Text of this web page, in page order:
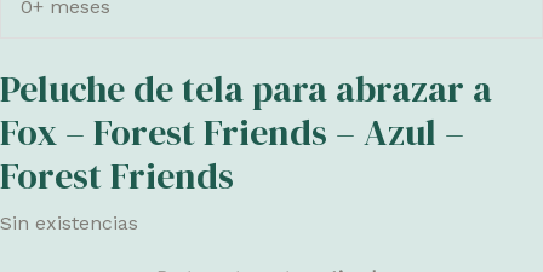
0+ meses
Peluche de tela para abrazar a
Fox – Forest Friends – Azul –
Forest Friends
Sin existencias